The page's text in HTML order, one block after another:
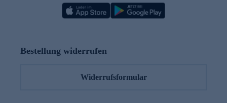
Bestellung widerrufen
Widerrufsformular